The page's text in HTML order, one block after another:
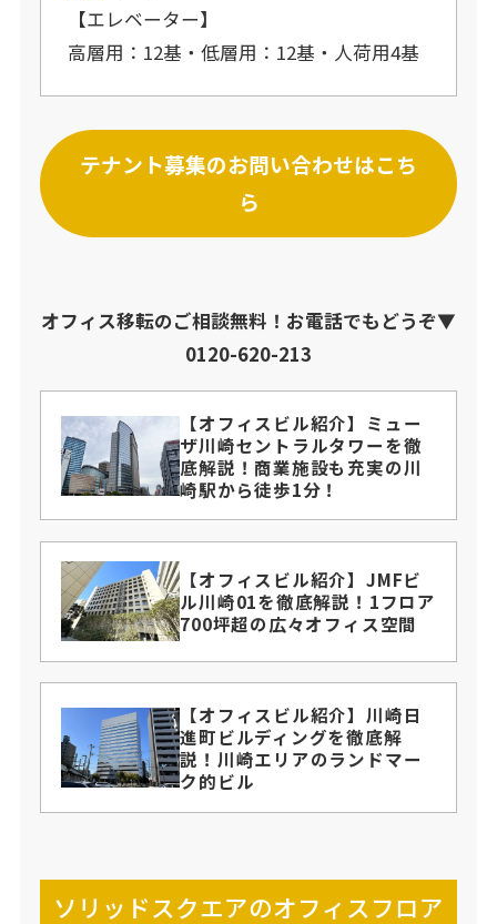
【エレベーター】
高層用：12基・低層用：12基・人荷用4基
テナント募集のお問い合わせはこち
ら
オフィス移転のご相談無料！お電話でもどうぞ▼
0120-620-213
【オフィスビル紹介】ミュー
ザ川崎セントラルタワーを徹
底解説！商業施設も充実の川
崎駅から徒歩1分！
【オフィスビル紹介】JMFビ
ル川崎01を徹底解説！1フロア
700坪超の広々オフィス空間
【オフィスビル紹介】川崎日
進町ビルディングを徹底解
説！川崎エリアのランドマー
ク的ビル
ソリッドスクエアのオフィスフロア